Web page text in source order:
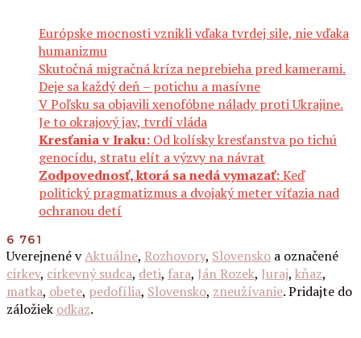
Európske mocnosti vznikli vďaka tvrdej sile, nie vďaka
humanizmu
Skutočná migračná kríza neprebieha pred kamerami.
Deje sa každý deň – potichu a masívne
V Poľsku sa objavili xenofóbne nálady proti Ukrajine.
Je to okrajový jav, tvrdí vláda
Kresťania v Iraku: Od kolísky kresťanstva po tichú
genocídu, stratu elít a výzvy na návrat
Zodpovednosť, ktorá sa nedá vymazať:Keď
politický pragmatizmus a dvojaký meter víťazia nad
ochranou detí
6 761
Uverejnené vAktuálne, Rozhovory, Slovensko a označené
cirkev, cirkevný sudca, deti, fara, Ján Rozek, Juraj, kňaz,
matka, obete, pedofília, Slovensko, zneužívanie. Pridajte do
záložiek odkaz.